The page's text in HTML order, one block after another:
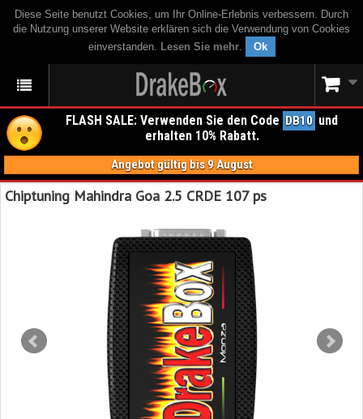
Diese Seite benutzt Cookies, um Ihr Online-Erlebnis verbessern. Durch
die Nutzung unserer Website erklären sich die Verwendung von Cookies
einverstanden. Lesen Sie mehr. Ok
FLASH SALE: Verwenden Sie den Code DB10 und
erhalten 10% Rabatt.
Angebot gültig bis 9 August
Chiptuning Mahindra Goa 2.5 CRDE 107 ps